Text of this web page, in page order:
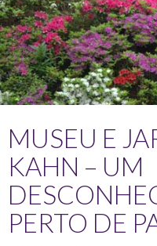
MUSEU E
KAHN – UM
PERTO DE